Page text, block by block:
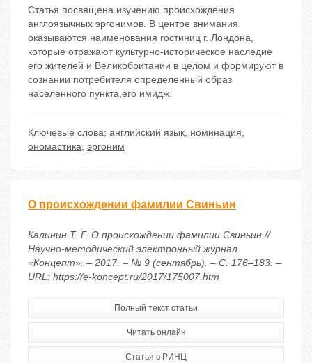
Статья посвящена изучению происхождения
англоязычных эргонимов. В центре внимания
оказываются наименования гостиниц г. Лондона,
которые отражают культурно-историческое наследие
его жителей и Великобритании в целом и формируют в
сознании потребителя определенный образ
населенного пункта,его имидж.
Ключевые слова: английский язык, номинация,
ономастика, эргоним
О происхождении фамилии Свиньин
Калинин Т. Г. О происхождении фамилии Свиньин //
Научно-методический электронный журнал
«Концепт». – 2017. – № 9 (сентябрь). – С. 176–183. –
URL: https://e-koncept.ru/2017/175007.htm
Полный текст статьи
Читать онлайн
Статья в РИНЦ